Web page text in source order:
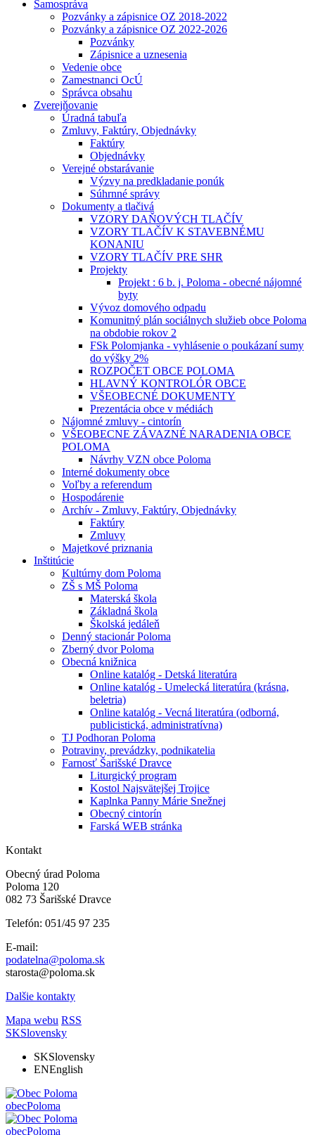
Samospráva
Pozvánky a zápisnice OZ 2018-2022
Pozvánky a zápisnice OZ 2022-2026
Pozvánky
Zápisnice a uznesenia
Vedenie obce
Zamestnanci OcÚ
Správca obsahu
Zverejňovanie
Úradná tabuľa
Zmluvy, Faktúry, Objednávky
Faktúry
Objednávky
Verejné obstarávanie
Výzvy na predkladanie ponúk
Súhrnné správy
Dokumenty a tlačivá
VZORY DAŇOVÝCH TLAČÍV
VZORY TLAČÍV K STAVEBNÉMU
KONANIU
VZORY TLAČÍV PRE SHR
Projekty
Projekt : 6 b. j. Poloma - obecné nájomné
byty
Vývoz domového odpadu
Komunitný plán sociálnych služieb obce Poloma
na obdobie rokov 2
FSk Polomjanka - vyhlásenie o poukázaní sumy
do výšky 2%
ROZPOČET OBCE POLOMA
HLAVNÝ KONTROLÓR OBCE
VŠEOBECNÉ DOKUMENTY
Prezentácia obce v médiách
Nájomné zmluvy - cintorín
VŠEOBECNE ZÁVAZNÉ NARADENIA OBCE
POLOMA
Návrhy VZN obce Poloma
Interné dokumenty obce
Voľby a referendum
Hospodárenie
Archív - Zmluvy, Faktúry, Objednávky
Faktúry
Zmluvy
Majetkové priznania
Inštitúcie
Kultúrny dom Poloma
ZŠ s MŠ Poloma
Materská škola
Základná škola
Školská jedáleň
Denný stacionár Poloma
Zberný dvor Poloma
Obecná knižnica
Online katalóg - Detská literatúra
Online katalóg - Umelecká literatúra (krásna,
beletria)
Online katalóg - Vecná literatúra (odborná,
publicistická, administratívna)
TJ Podhoran Poloma
Potraviny, prevádzky, podnikatelia
Farnosť Šarišské Dravce
Liturgický program
Kostol Najsvätejšej Trojice
Kaplnka Panny Márie Snežnej
Obecný cintorín
Farská WEB stránka
Kontakt
Obecný úrad Poloma
Poloma 120
082 73 Šarišské Dravce
Telefón: 051/45 97 235
E-mail:
podatelna@poloma.sk
starosta@poloma.sk
Dalšie kontakty
Mapa webu RSS
SKSlovensky
SKSlovensky
ENEnglish
obecPoloma
obecPoloma